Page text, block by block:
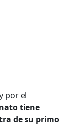
por el
tiene
de su primo